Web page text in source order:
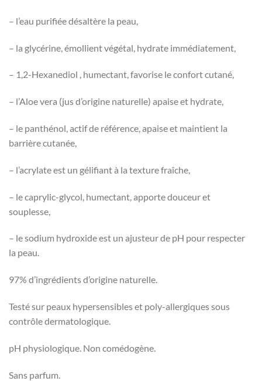
– l’eau purifiée désaltère la peau,
– la glycérine, émollient végétal, hydrate immédiatement,
– 1,2-Hexanediol , humectant, favorise le confort cutané,
– l’Aloe vera (jus d’origine naturelle) apaise et hydrate,
– le panthénol, actif de référence, apaise et maintient la
barrière cutanée,
– l’acrylate est un gélifiant à la texture fraîche,
– le caprylic-glycol, humectant, apporte douceur et
souplesse,
– le sodium hydroxide est un ajusteur de pH pour respecter
la peau.
97% d’ingrédients d’origine naturelle.
Testé sur peaux hypersensibles et poly-allergiques sous
contrôle dermatologique.
pH physiologique. Non comédogène.
Sans parfum.